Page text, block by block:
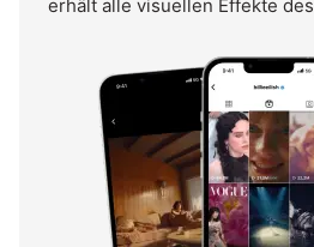
erhält alle visuellen Effekte